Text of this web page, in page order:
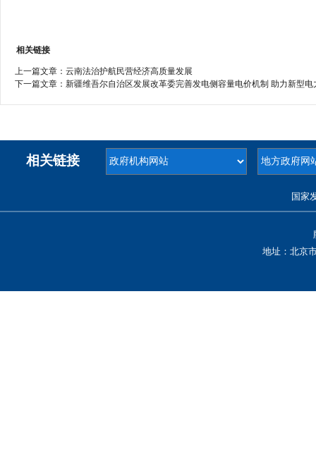
相关链接
上一篇文章： 云南法治护航民营经济高质量发展
下一篇文章： 新疆维吾尔自治区发展改革委完善发电侧容量电价机制 助力新型电
相关链接
国家
地址：北京